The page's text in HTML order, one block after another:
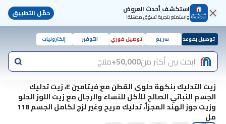
استكشف أحدث العروض
واستمتع بتجربة تسوّق مذهلة! حمّل التطبيق
توصيل بموعد سريع توصيل فوري التوفير إلكترونيات
ابحث بين أكثر من50,000+ منتج
زيت التدليك بنكهة حلوى القطن مع فيتامين E، زيت تدليك
الجسم النباتي الصالح للأكل للنساء والرجال مع زيت اللوز الحلو
وزيت جوز الهند المجزأ، تدليك مريح وغير لزج لكامل الجسم 118
مل